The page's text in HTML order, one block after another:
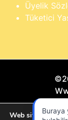
Üyelik
Tüketici
Bu
Buraya
Web sitemizde